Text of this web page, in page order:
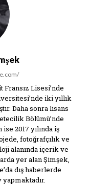
Lisesi’nde
iki yıllık
Daha sonra lisans
Bölümü’nde
2017 yılında iş
fotoğrafçılık ve
alanında içerik ve
yer alan Şimşek,
dış haberlerde